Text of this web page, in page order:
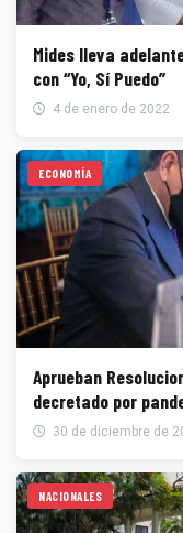
Mides lleva
con “Yo, Sí Puedo”
4 de enero de 2022
ECONOMÍA
Aprueban
decretado por
30 de diciembre de
NACIONALES